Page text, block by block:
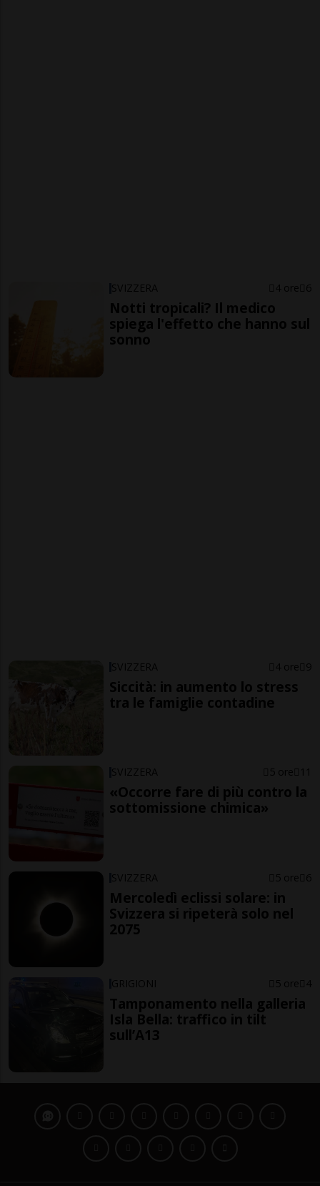
SVIZZERA 4 ore 6
Notti tropicali? Il medico
spiega l'effetto che hanno sul
sonno
SVIZZERA 4 ore 9
Siccità: in aumento lo stress
tra le famiglie contadine
SVIZZERA 5 ore 11
«Occorre fare di più contro la
sottomissione chimica»
SVIZZERA 5 ore 6
Mercoledì eclissi solare: in
Svizzera si ripeterà solo nel
2075
GRIGIONI 5 ore 4
Tamponamento nella galleria
Isla Bella: traffico in tilt
sull’A13